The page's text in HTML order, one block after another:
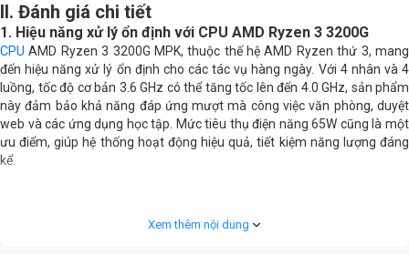
II. Đánh giá chi tiết
1. Hiệu năng xử lý ổn định với CPU AMD Ryzen 3 3200G
CPU AMD Ryzen 3 3200G MPK, thuộc thế hệ AMD Ryzen thứ 3, mang
đến hiệu năng xử lý ổn định cho các tác vụ hàng ngày. Với 4 nhân và 4
luồng, tốc độ cơ bản 3.6 GHz có thể tăng tốc lên đến 4.0 GHz, sản phẩm
này đảm bảo khả năng đáp ứng mượt mà công việc văn phòng, duyệt
web và các ứng dụng học tập. Mức tiêu thụ điện năng 65W cũng là một
ưu điểm, giúp hệ thống hoạt động hiệu quả, tiết kiệm năng lượng đáng
kể.
Xem thêm nội dung